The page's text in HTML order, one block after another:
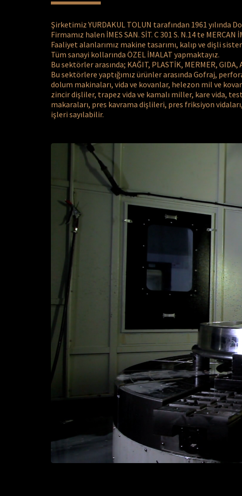
Şirketimiz YURDAKUL TOLUN tarafından 1961 yılında
Firmamız halen İMES SAN. SİT. C 301 S. N.14 te
Faaliyet alanlarımız makine tasarımı, kalıp ve dişli
Tüm sanayi kollarında ÖZEL İMALAT yapmaktayız.
Bu sektörler arasında; KAĞIT, PLASTİK, MERMER, GIDA,
Bu sektörlere yaptığımız ürünler arasında Gofraj,
dolum makinaları, vida ve kovanlar, helezon mil ve
zincir dişliler, trapez vida ve kamalı miller, kare vida,
makaraları, pres kavrama dişlileri, pres friksiyon
işleri sayılabilir.